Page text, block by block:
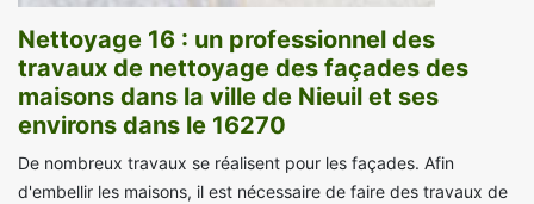
Nettoyage 16 : un professionnel des
travaux de nettoyage des façades des
maisons dans la ville de Nieuil et ses
environs dans le 16270
De nombreux travaux se réalisent pour les façades. Afin
d'embellir les maisons, il est nécessaire de faire des travaux de